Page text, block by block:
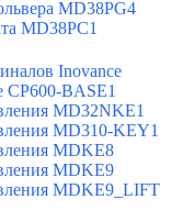
MD38PG4
MD38PC1
Inovance
CP600-BASE1
MD32NKE1
MD310-KEY1
MDKE8
MDKE9
MDKE9_LIFT